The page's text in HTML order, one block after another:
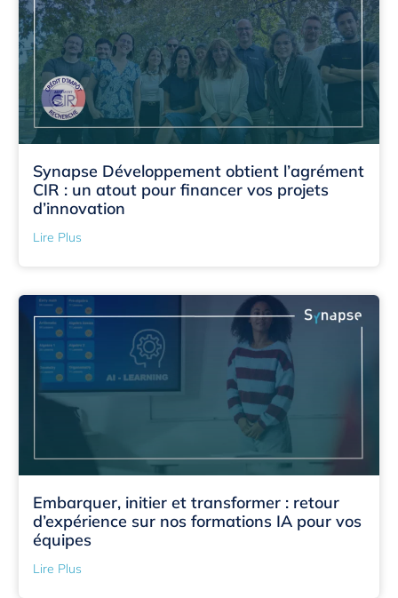
Synapse Développement obtient l’agrément
CIR : un atout pour financer vos projets
d’innovation
Lire Plus
Embarquer, initier et transformer : retour
d’expérience sur nos formations IA pour vos
équipes
Lire Plus